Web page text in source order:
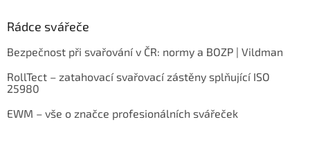
Rádce svářeče
Bezpečnost při svařování v ČR: normy a BOZP | Vildman
RollTect – zatahovací svařovací zástěny splňující ISO
25980
EWM – vše o značce profesionálních svářeček